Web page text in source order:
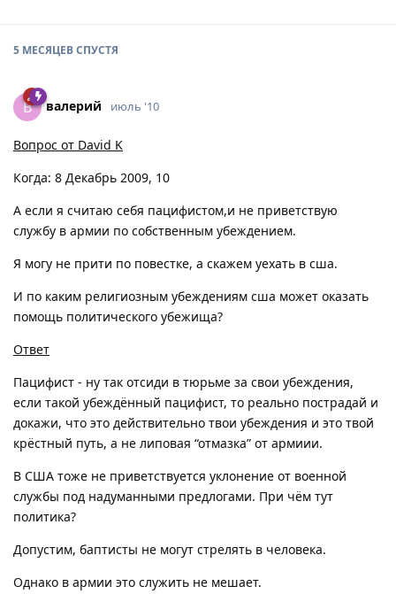
5 МЕСЯЦЕВСПУСТЯ
В вaлepий июль '10
Вопрос от David K
Когда: 8 Декабрь 2009, 10
А если я считаю себя пацифистом,и не приветствую
службу в армии по собственным убеждением.
Я могу не прити по повестке, а скажем уехать в сша.
И по каким религиозным убеждениям сша может оказать
помощь политического убежища?
Ответ
Пацифист - ну так отсиди в тюрьме за свои убеждения,
если такой убеждённый пацифист, то реально пострадай и
докажи, что это действительно твои убеждения и это твой
крёстный путь, а не липовая “отмазка” от армиии.
В США тоже не приветствуется уклонение от военной
службы под надуманными предлогами. При чём тут
политика?
Допустим, баптисты не могут стрелять в человека.
Однако в армии это служить не мешает.